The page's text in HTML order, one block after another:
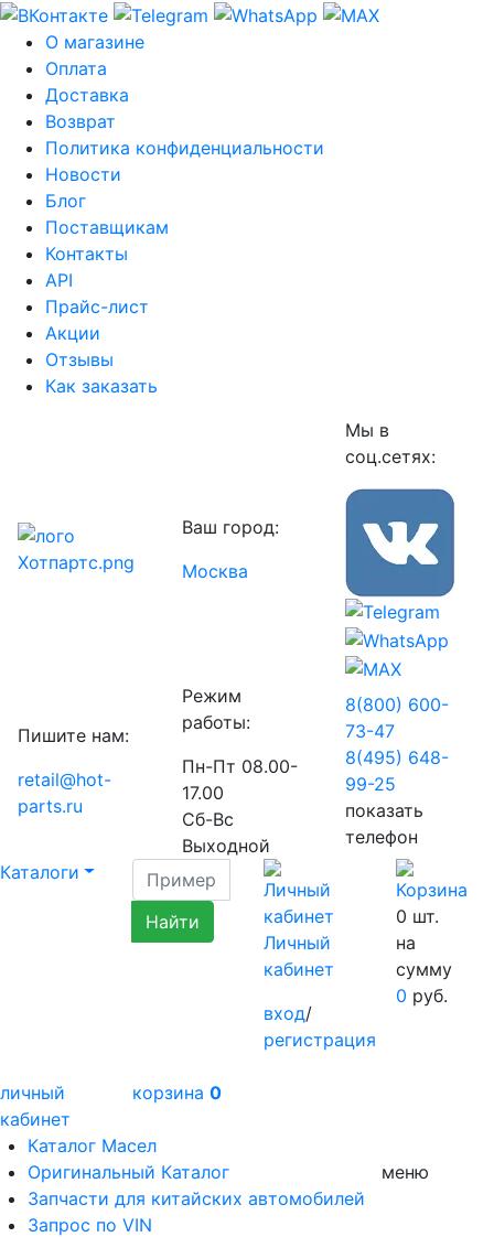
О магазине
Оплата
Доставка
Возврат
Политика конфиденциальности
Новости
Блог
Поставщикам
Контакты
API
Прайс-лист
Акции
Отзывы
Как заказать
Ваш город:
Москва
Мы в
соц.сетях:
Пишите нам:
retail@hot-
parts.ru
Режим
работы:
Пн-Пт 08.00-
17.00
Сб-Вс
Выходной
8(800) 600-
73-47
8(495) 648-
99-25
показать
телефон
Каталоги
Личный
кабинет
вход/
регистрация
0 шт.
на
сумму
0 руб.
личный
кабинет
корзина 0
Каталог Масел
Оригинальный Каталог
Запчасти для китайских автомобилей
Запрос по VIN
меню